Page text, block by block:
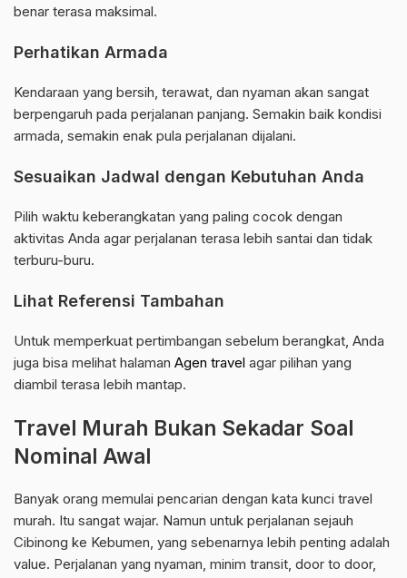
benar terasa maksimal.
Perhatikan Armada
Kendaraan yang bersih, terawat, dan nyaman akan sangat
berpengaruh pada perjalanan panjang. Semakin baik kondisi
armada, semakin enak pula perjalanan dijalani.
Sesuaikan Jadwal dengan Kebutuhan Anda
Pilih waktu keberangkatan yang paling cocok dengan
aktivitas Anda agar perjalanan terasa lebih santai dan tidak
terburu-buru.
Lihat Referensi Tambahan
Untuk memperkuat pertimbangan sebelum berangkat, Anda
juga bisa melihat halaman Agen travel agar pilihan yang
diambil terasa lebih mantap.
Travel Murah Bukan Sekadar Soal
Nominal Awal
Banyak orang memulai pencarian dengan kata kunci travel
murah. Itu sangat wajar. Namun untuk perjalanan sejauh
Cibinong ke Kebumen, yang sebenarnya lebih penting adalah
value. Perjalanan yang nyaman, minim transit, door to door,